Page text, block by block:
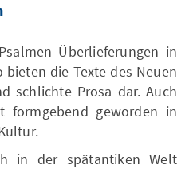
Überlieferungen in
bieten die Texte des Neuen
schlichte Prosa dar. Auch
formgebend geworden in
in der spätantiken Welt